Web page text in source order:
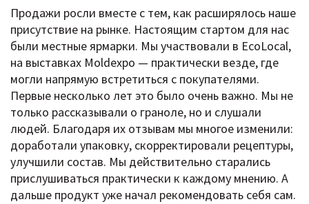
Продажи росли вместе с тем, как расширялось наше
присутствие на рынке. Настоящим стартом для нас
были местные ярмарки. Мы участвовали в EcoLocal,
на выставках Moldexpo — практически везде, где
могли напрямую встретиться с покупателями.
Первые несколько лет это было очень важно. Мы не
только рассказывали о граноле, но и слушали
людей. Благодаря их отзывам мы многое изменили:
доработали упаковку, скорректировали рецептуры,
улучшили состав. Мы действительно старались
прислушиваться практически к каждому мнению. А
дальше продукт уже начал рекомендовать себя сам.